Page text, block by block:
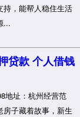
持，能帮人稳住生活
...
贷款 个人借钱
地址：杭州经营范
房子藏着故事，新生